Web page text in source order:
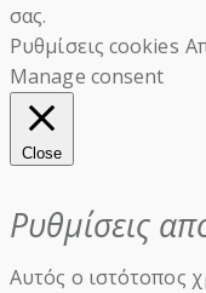
σας.
Ρυθμίσεις cookies
Manage consent
Close
Ρυθμίσεις
Αυτός ο ιστότοπος